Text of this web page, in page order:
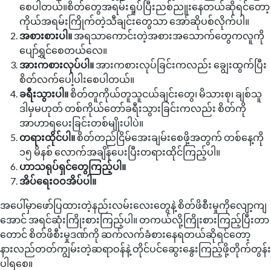
စေပါတယ်။စိတ်တွေအရမ်းရှုပ်ပြီးညစ်ညူးနေတယ်ဆိုရင်တော့
ကိုယ်အရမ်းကြိုက်တဲ့သီချင်းတွေသာ အော်ဆိုပစ်လိုက်ပါ။
အစားစားပါ။ အရသာကောင်းတဲ့အစားအသောက်တွေကလူကို
ပျော်ရွှင်စေတယ်လေ။
အားကစားလုပ်ပါ။ အားကစားလုပ်ခြင်းကလည်း ချွေးထွက်ပြီး
စိတ်လက်ပေါ့ပါးစေပါတယ်။
ခရီးသွားပါ။ စိတ်တူကိုယ်တူသူငယ်ချင်းတွေ၊ မိသားစု၊ ချစ်သူ
ဒါမှမဟုတ် တစ်ကိုယ်တော်ခရီးသွားခြင်းကလည်း စိတ်ကို
အာဟာရပေးခြင်းတစ်မျိုးပါပဲ။
တရားထိုင်ပါ။ စိတ်တည်ငြိမ်အေးချမ်းစေဖို့အတွက် တစ်နေ့ကို
၁၅ မိနစ် လောက်အချိန်ပေးပြီးတရားထိုင်ကြည့်ပါ။
ဟာသရုပ်ရှင်တွေကြည့်ပါ။
အိပ်ရေးဝဝအိပ်ပါ။
အပေါ်မှာဖော်ပြထားတဲ့နည်းလမ်းလေးတွေနဲ့ စိတ်ဖိစီးမှုကိုလျော့ကျ
အောင် အရင်ဆုံးကြိုးစားကြည့်ပါ။ တကယ်လို့ကြိုးစားကြည့်ပြီးတာ
တောင် စိတ်ဖိစီးမှုဒဏ်ကို ဆက်လက်ခံစားနေရတယ်ဆိုရင်တော့
နားလည်တတ်ကျွမ်းတဲ့ဆရာဝန်နဲ့ တိုင်ပင်ဆွေးနွေးကြည့်ဖို့တိုက်တွန်း
ပါရစေ။